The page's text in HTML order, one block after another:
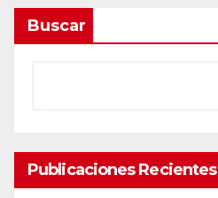
Buscar
Publicaciones Recientes